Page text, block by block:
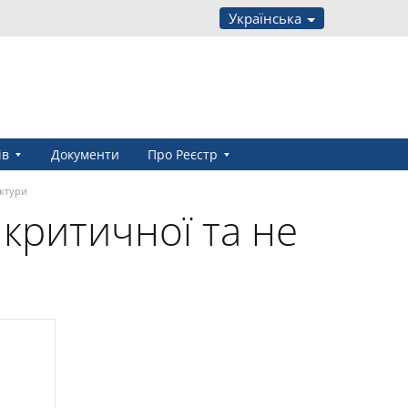
Українська
Документи Про Реєстр
та не